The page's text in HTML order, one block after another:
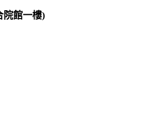
院館一樓)